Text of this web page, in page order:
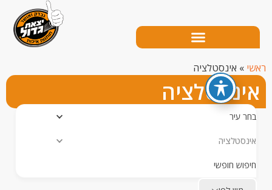
אינסטלציה
חופשי